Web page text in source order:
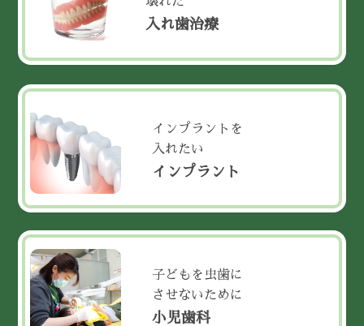
入れ歯治療
インプラントを
入れたい
インプラント
子どもを虫歯に
させないために
小児歯科